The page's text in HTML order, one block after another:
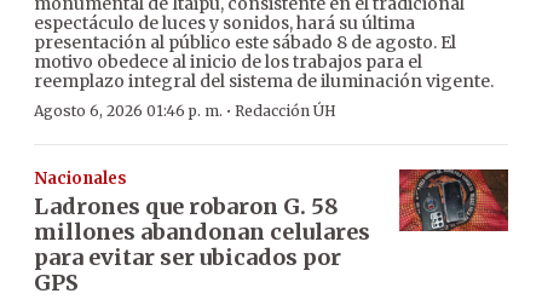
espectáculo de luces y sonidos, hará su última
presentación al público este sábado 8 de agosto. El
motivo obedece al inicio de los trabajos para el
reemplazo integral del sistema de iluminación vigente.
Agosto 6, 2026 01:46 p. m. · Redacción ÚH
Nacionales
Ladrones que robaron G. 58
millones abandonan celulares
para evitar ser ubicados por
GPS